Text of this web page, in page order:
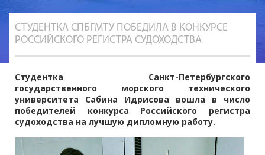
СТУДЕНТКА СПБГМТУ ПОБЕДИЛА В КОНКУРСЕ
РОССИЙСКОГО РЕГИСТРА СУДОХОДСТВА
Студентка Санкт-Петербургского
государственного морского технического
университета Сабина Идрисова вошла в число
победителей конкурса Российского регистра
судоходства на лучшую дипломную работу.